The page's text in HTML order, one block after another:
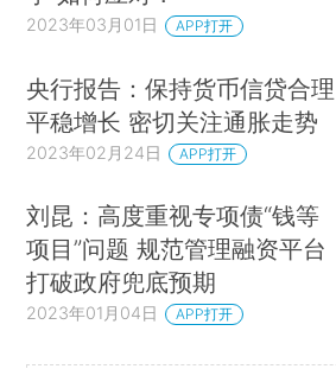
2023年03月01日 APP打开
央行报告：保持货币信贷合理
平稳增长 密切关注通胀走势
2023年02月24日 APP打开
刘昆：高度重视专项债“钱等
项目”问题 规范管理融资平台
打破政府兜底预期
2023年01月04日 APP打开